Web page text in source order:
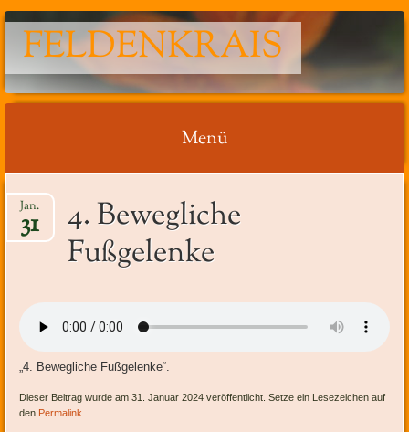
FELDENKRAIS
Menü
zum
Inhalt
4. Bewegliche
Fußgelenke
Jan.
31
„4. Bewegliche Fußgelenke“.
Dieser Beitrag wurde am 31. Januar 2024 veröffentlicht. Setze ein Lesezeichen auf
den Permalink